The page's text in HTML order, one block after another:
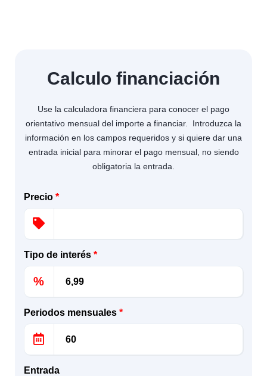
Calculo financiación
Use la calculadora financiera para conocer el pago
orientativo mensual del importe a financiar. Introduzca la
información en los campos requeridos y si quiere dar una
entrada inicial para minorar el pago mensual, no siendo
obligatoria la entrada.
Precio *
Tipo de interés *
%
Periodos mensuales *
Entrada